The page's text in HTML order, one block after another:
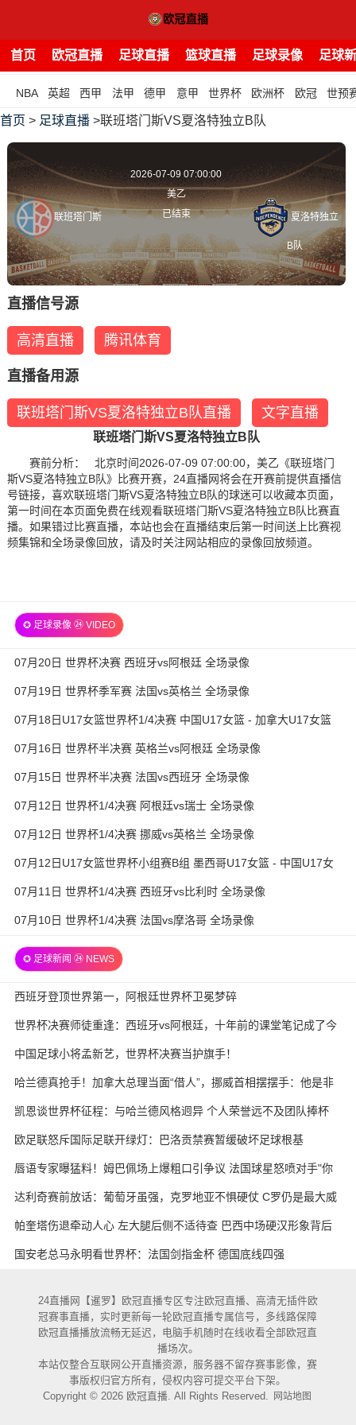
首页 欧冠直播 足球直播 篮球直播 足球录像 足球
NBA 英超 西甲 法甲 德甲 意甲 世界杯 欧洲杯 欧冠 世预
首页 > 足球直播 >联班塔门斯VS夏洛特独立B队
联班塔门斯
2026-07-09 07:00:00
美乙
已结束
夏洛特独立
B队
直播信号源
高清直播 腾讯体育
直播备用源
联班塔门斯VS夏洛特独立B队直播 文字直播
联班塔门斯VS夏洛特独立B队
赛前分析： 北京时间2026-07-09 07:00:00，美乙《联班塔门
斯VS夏洛特独立B队》比赛开赛，24直播网将会在开赛前提供直播信
号链接，喜欢联班塔门斯VS夏洛特独立B队的球迷可以收藏本页面，
第一时间在本页面免费在线观看联班塔门斯VS夏洛特独立B队比赛直
播。如果错过比赛直播，本站也会在直播结束后第一时间送上比赛视
频集锦和全场录像回放，请及时关注网站相应的录像回放频道。
✪ 足球录像 ㉔ VIDEO
07月20日 世界杯决赛 西班牙vs阿根廷 全场录像
07月19日 世界杯季军赛 法国vs英格兰 全场录像
07月18日U17女篮世界杯1/4决赛 中国U17女篮 - 加拿大U17女篮
录像
07月16日 世界杯半决赛 英格兰vs阿根廷 全场录像
07月15日 世界杯半决赛 法国vs西班牙 全场录像
07月12日 世界杯1/4决赛 阿根廷vs瑞士 全场录像
07月12日 世界杯1/4决赛 挪威vs英格兰 全场录像
07月12日U17女篮世界杯小组赛B组 墨西哥U17女篮 - 中国U17女
篮 全场录像
07月11日 世界杯1/4决赛 西班牙vs比利时 全场录像
07月10日 世界杯1/4决赛 法国vs摩洛哥 全场录像
✪ 足球新闻 ㉔ NEWS
西班牙登顶世界第一，阿根廷世界杯卫冕梦碎
世界杯决赛师徒重逢：西班牙vs阿根廷，十年前的课堂笔记成了今
天的战术板
中国足球小将孟新艺，世界杯决赛当护旗手！
哈兰德真抢手！加拿大总理当面“借人”，挪威首相摆摆手：他是非
卖品
凯恩谈世界杯征程：与哈兰德风格迥异 个人荣誉远不及团队捧杯
欧足联怒斥国际足联开绿灯：巴洛贡禁赛暂缓破坏足球根基
唇语专家曝猛料！姆巴佩场上爆粗口引争议 法国球星怒喷对手"你
妈的X"
达利奇赛前放话：葡萄牙虽强，克罗地亚不惧硬仗 C罗仍是最大威
胁
帕奎塔伤退牵动人心 左大腿后侧不适待查 巴西中场硬汉形象背后
藏隐忧
国安老总马永明看世界杯：法国剑指金杯 德国底线四强
24直播网【暹罗】欧冠直播专区专注欧冠直播、高清无插件欧
冠赛事直播，实时更新每一轮欧冠直播专属信号，多线路保障
欧冠直播播放流畅无延迟，电脑手机随时在线收看全部欧冠直
播场次。
本站仅整合互联网公开直播资源，服务器不留存赛事影像，赛
事版权归官方所有，侵权内容可提交平台下架。
Copyright © 2026 欧冠直播. All Rights Reserved.
网站地图